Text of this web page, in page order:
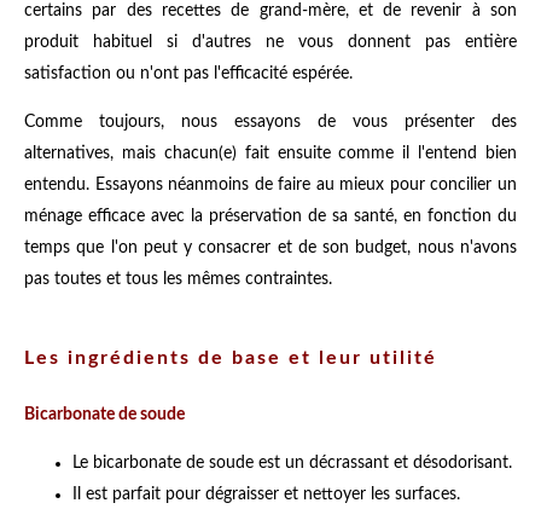
certains par des recettes de grand-mère, et de revenir à son
produit habituel si d'autres ne vous donnent pas entière
satisfaction ou n'ont pas l'efficacité espérée.
Comme toujours, nous essayons de vous présenter des
alternatives, mais chacun(e) fait ensuite comme il l'entend bien
entendu. Essayons néanmoins de faire au mieux pour concilier un
ménage efficace avec la préservation de sa santé, en fonction du
temps que l'on peut y consacrer et de son budget, nous n'avons
pas toutes et tous les mêmes contraintes.
Les ingrédients de base et leur utilité
Bicarbonate de soude
Le bicarbonate de soude est un décrassant et désodorisant.
Il est parfait pour dégraisser et nettoyer les surfaces.